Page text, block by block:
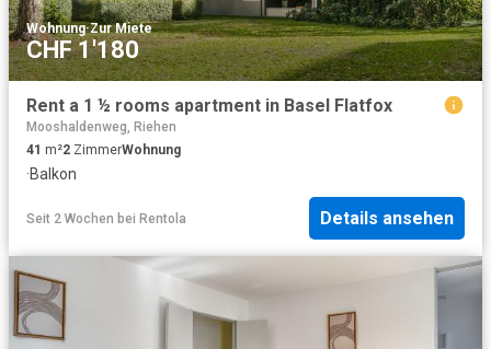
Wohnung·Zur Miete
CHF 1'180
Rent a 1 ½ rooms apartment in Basel Flatfox
Mooshaldenweg, Riehen
41 m²2 ZimmerWohnung
·Balkon
Seit 2 Wochen bei Rentola Details ansehen